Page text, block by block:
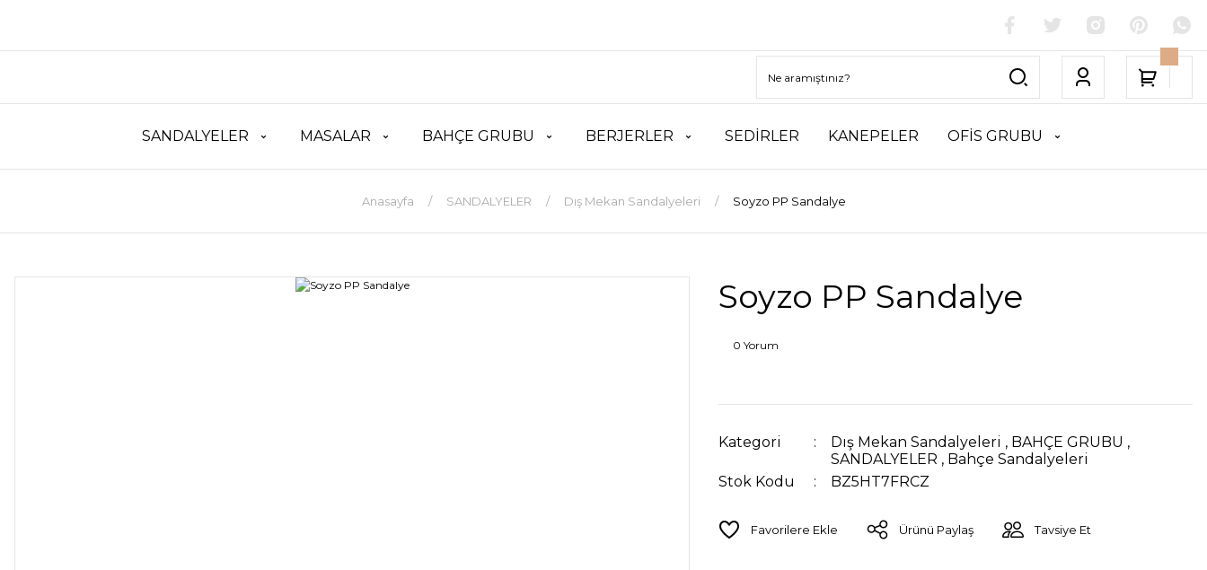
SANDALYELER MASALAR BAHÇE GRUBU BERJERLER SEDİRLER KANEPELER OFİS GRUBU
Anasayfa SANDALYELER Dış Mekan Sandalyeleri Soyzo PP Sandalye
Soyzo PP Sandalye
0 Yorum
Kategori Dış Mekan Sandalyeleri , BAHÇE GRUBU ,
SANDALYELER , Bahçe Sandalyeleri
Stok Kodu
BZ5HT7FRCZ
Ürünü Paylaş Tavsiye Et